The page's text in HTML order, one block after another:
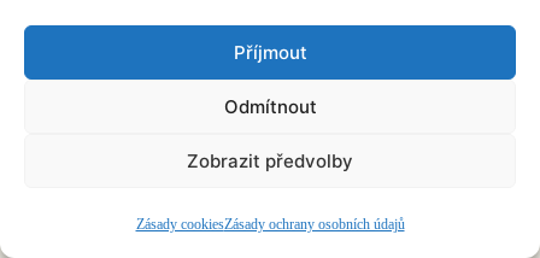
Příjmout
Odmítnout
Zobrazit předvolby
Zásady cookiesZásady ochrany osobních údajů